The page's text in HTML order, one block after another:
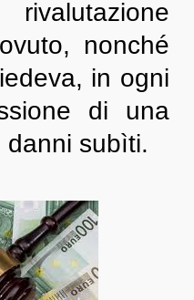
nonché
in ogni
di una
danni subìti.